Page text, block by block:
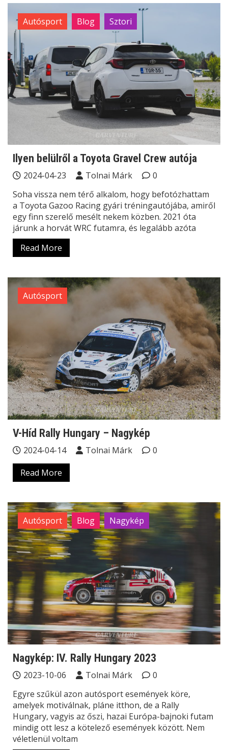
Autósport Blog Sztori
Ilyen belülről a Toyota Gravel Crew autója
2024-04-23 Tolnai Márk
0
Soha vissza nem térő alkalom, hogy befotózhattam
a Toyota Gazoo Racing gyári tréningautójába, amiről
egy finn szerelő mesélt nekem közben. 2021 óta
járunk a horvát WRC futamra, és legalább azóta
Read More
Autósport
V-Híd Rally Hungary – Nagykép
2024-04-14 Tolnai Márk
0
Read More
Autósport Blog Nagykép
Nagykép: IV. Rally Hungary 2023
2023-10-06 Tolnai Márk
0
Egyre szűkül azon autósport események köre,
amelyek motiválnak, pláne itthon, de a Rally
Hungary, vagyis az őszi, hazai Európa-bajnoki futam
mindig ott lesz a kötelező események között. Nem
véletlenül voltam